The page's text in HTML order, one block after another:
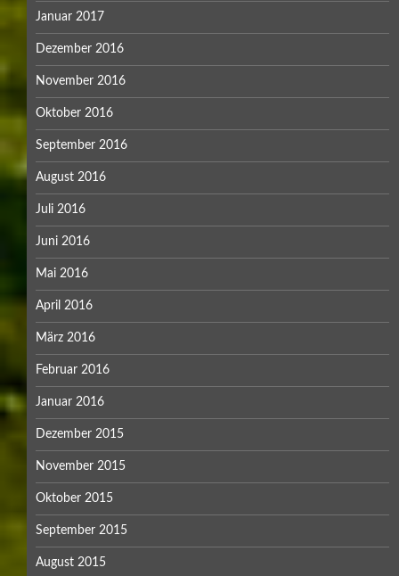
Januar 2017
Dezember 2016
November 2016
Oktober 2016
September 2016
August 2016
Juli 2016
Juni 2016
Mai 2016
April 2016
März 2016
Februar 2016
Januar 2016
Dezember 2015
November 2015
Oktober 2015
September 2015
August 2015